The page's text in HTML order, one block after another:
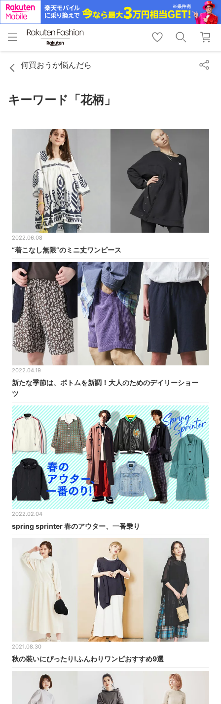
menu home
トップ
shopping_cart lock_outline
ログイン
何買おうか悩んだら
キーワード「花柄」
2022.06.08
“着こなし無限”のミニ丈ワンピース
2022.04.19
新たな季節は、ボトムを新調！大人のためのデイリーショー
ツ
2022.02.04
spring sprinter 春のアウター、一番乗り
2021.08.30
秋の装いにぴったり!ふんわりワンピおすすめ9選